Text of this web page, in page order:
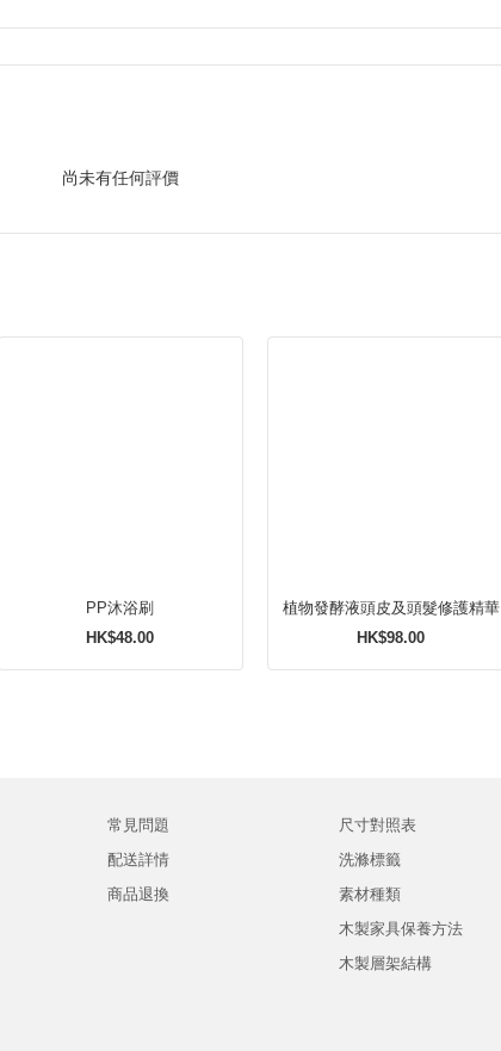
尚未有任何評價
PP沐浴刷
HK$48.00
植物發酵液頭皮及頭髮修護精華
HK$98.00
常見問題
配送詳情
商品退換
尺寸對照表
洗滌標籤
素材種類
木製家具保養方法
木製層架結構